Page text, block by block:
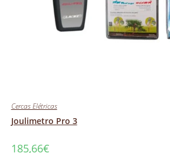
Cercas Elétricas
Joulimetro Pro 3
185,66€